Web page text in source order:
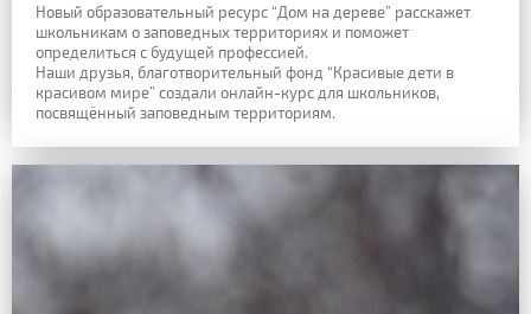
Новый образовательный ресурс “Дом на дереве” расскажет
школьникам о заповедных территориях и поможет
определиться с будущей профессией.
Наши друзья, благотворительный фонд “Красивые дети в
красивом мире” создали онлайн-курс для школьников,
посвящённый заповедным территориям.